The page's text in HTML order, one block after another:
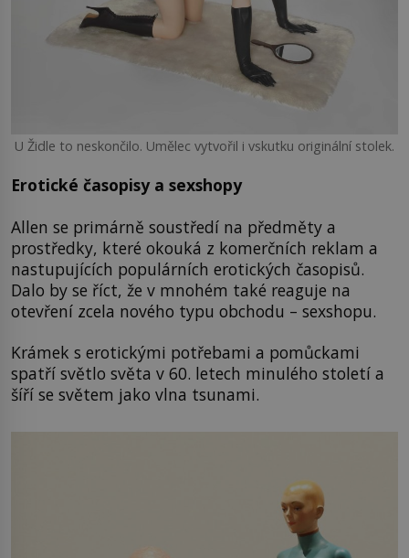
U Židle to neskončilo. Umělec vytvořil i vskutku originální stolek.
Erotické časopisy a sexshopy
Allen se primárně soustředí na předměty a
prostředky, které okouká z komerčních reklam a
nastupujících populárních erotických časopisů.
Dalo by se říct, že v mnohém také reaguje na
otevření zcela nového typu obchodu – sexshopu.
Krámek s erotickými potřebami a pomůckami
spatří světlo světa v 60. letech minulého století a
šíří se světem jako vlna tsunami.